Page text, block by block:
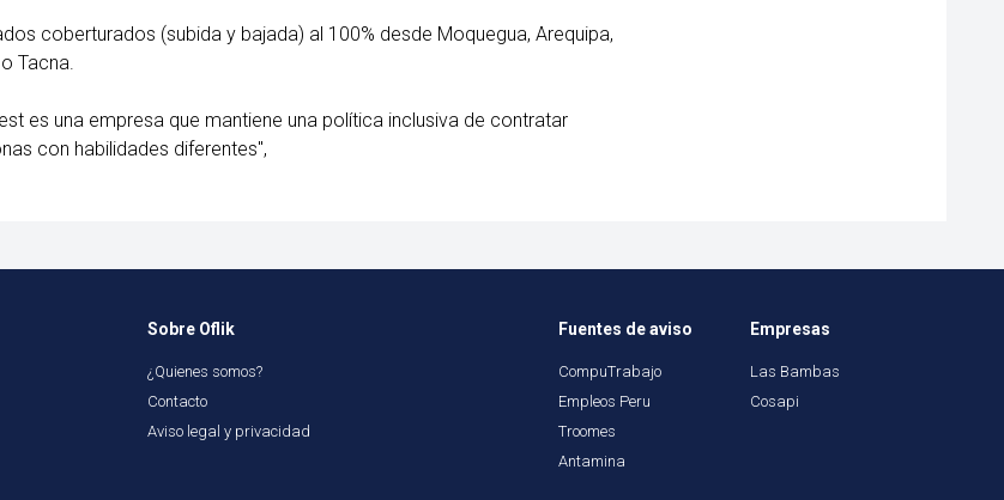
coberturados (subida y bajada) al 100% desde Moquegua, Arequipa,
Tacna.
es una empresa que mantiene una política inclusiva de contratar
con habilidades diferentes",
Sobre Oflik
¿Quienes somos?
Contacto
Aviso legal y privacidad
Fuentes de aviso
CompuTrabajo
Empleos Peru
Troomes
Antamina
Empresas
Las Bambas
Cosapi